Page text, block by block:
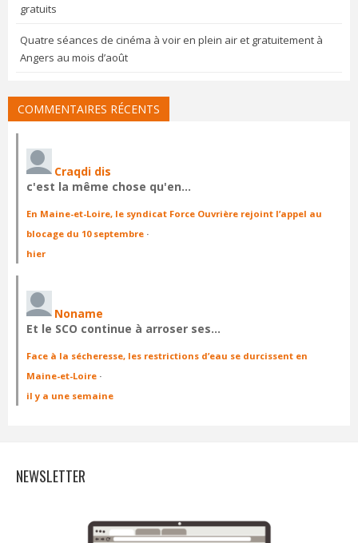
gratuits
Quatre séances de cinéma à voir en plein air et gratuitement à
Angers au mois d’août
COMMENTAIRES RÉCENTS
Craqdi dis
c'est la même chose qu'en…
En Maine-et-Loire, le syndicat Force Ouvrière rejoint l’appel au
blocage du 10 septembre ·
hier
Noname
Et le SCO continue à arroser ses…
Face à la sécheresse, les restrictions d’eau se durcissent en
Maine-et-Loire ·
il y a une semaine
NEWSLETTER